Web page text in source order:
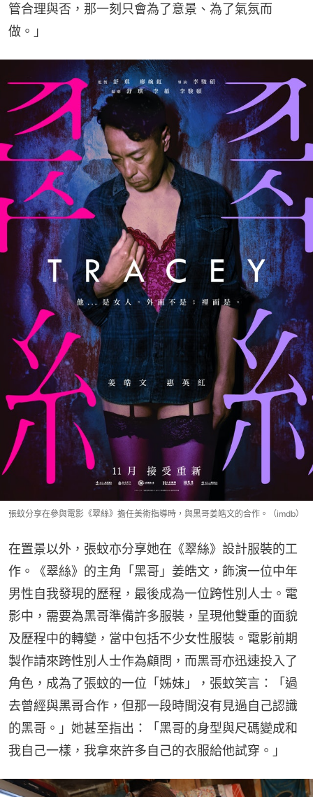
管合理與否，那一刻只會為了意景、為了氣氛而
做。」
張蚊分享在參與電影《翠絲》擔任美術指導時，與黑哥姜皓文的合作。（imdb）
在置景以外，張蚊亦分享她在《翠絲》設計服裝的工
作。《翠絲》的主角「黑哥」姜皓文，飾演一位中年
男性自我發現的歷程，最後成為一位跨性別人士。電
影中，需要為黑哥準備許多服裝，呈現他雙重的面貌
及歷程中的轉變，當中包括不少女性服裝。電影前期
製作請來跨性別人士作為顧問，而黑哥亦迅速投入了
角色，成為了張蚊的一位「姊妹」，張蚊笑言：「過
去曾經與黑哥合作，但那一段時間沒有見過自己認識
的黑哥。」她甚至指出：「黑哥的身型與尺碼變成和
我自己一樣，我拿來許多自己的衣服給他試穿。」